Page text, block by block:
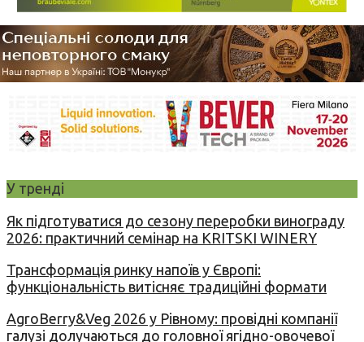
У тренді
Як підготуватися до сезону переробки винограду
2026: практичний семінар на KRITSKI WINERY
Трансформація ринку напоїв у Європі:
функціональність витісняє традиційні формати
AgroBerry&Veg 2026 у Рівному: провідні компанії
галузі долучаються до головної ягідно-овочевої